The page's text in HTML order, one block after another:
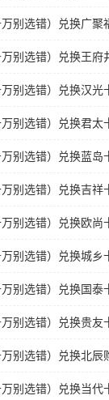
别选错）兑换广聚
别选错）兑换王府
别选错）兑换汉光
别选错）兑换君太
别选错）兑换蓝岛
别选错）兑换吉祥
别选错）兑换欧尚
别选错）兑换城乡
别选错）兑换国泰
别选错）兑换贵友
别选错）兑换北辰
别选错）兑换当代